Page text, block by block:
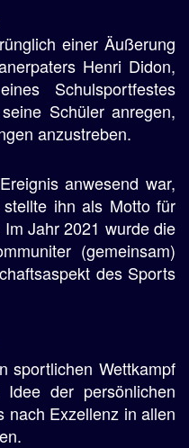
einer Äußerung
Henri Didon,
Schulsportfestes
Schüler anregen,
anzustreben.
anwesend war,
ihn als Motto für
Jahr 2021 wurde die
(gemeinsam)
des Sports
sportlichen Wettkampf
der persönlichen
nach Exzellenz in allen